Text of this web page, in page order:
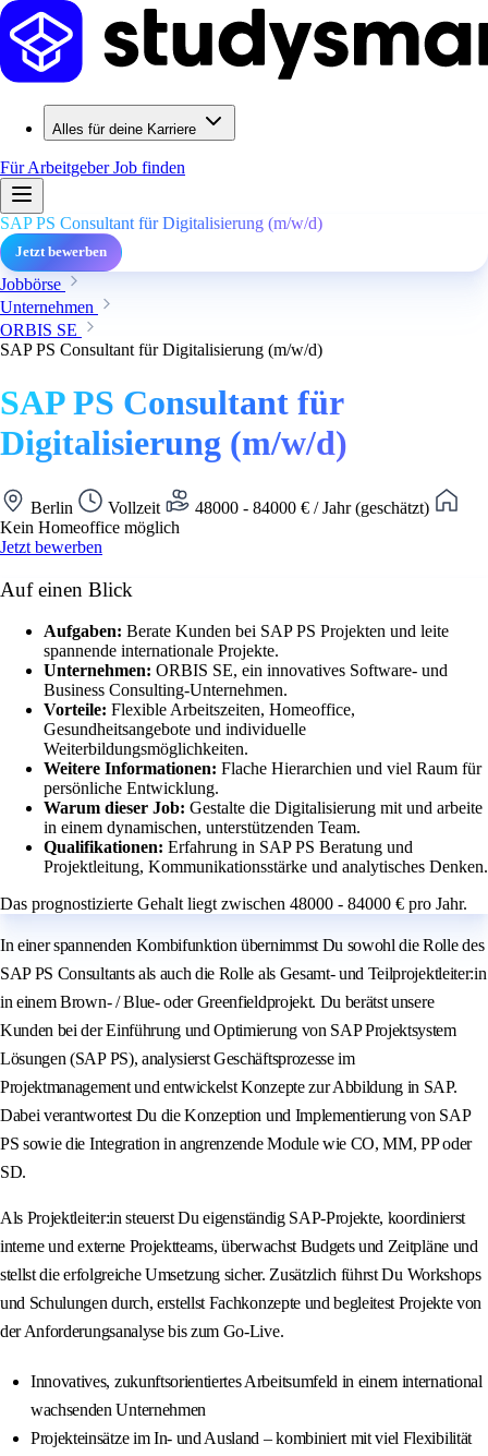
Alles für deine Karriere
Für ArbeitgeberJob finden
SAP PS Consultant für Digitalisierung (m/w/d)
Jetzt bewerben
Jobbörse
Unternehmen
ORBIS SE
SAP PS Consultant für Digitalisierung (m/w/d)
SAP PS Consultant für
Digitalisierung (m/w/d)
Berlin Vollzeit
48000 - 84000 € / Jahr (geschätzt)
Kein Homeoffice möglich
Jetzt bewerben
Auf einen Blick
Aufgaben: Berate Kunden bei SAP PS Projekten und leite
spannende internationale Projekte.
Unternehmen: ORBIS SE, ein innovatives Software- und
Business Consulting-Unternehmen.
Vorteile: Flexible Arbeitszeiten, Homeoffice,
Gesundheitsangebote und individuelle
Weiterbildungsmöglichkeiten.
Weitere Informationen: Flache Hierarchien und viel Raum für
persönliche Entwicklung.
Warum dieser Job: Gestalte die Digitalisierung mit und arbeite
in einem dynamischen, unterstützenden Team.
Qualifikationen: Erfahrung in SAP PS Beratung und
Projektleitung, Kommunikationsstärke und analytisches Denken.
Das prognostizierte Gehalt liegt zwischen 48000 - 84000 € pro Jahr.
In einer spannenden Kombifunktion übernimmst Du sowohl die Rolle des
SAP PS Consultants als auch die Rolle als Gesamt- und Teilprojektleiter:in
in einem Brown- / Blue- oder Greenfieldprojekt. Du berätst unsere
Kunden bei der Einführung und Optimierung von SAP Projektsystem
Lösungen (SAP PS), analysierst Geschäftsprozesse im
Projektmanagement und entwickelst Konzepte zur Abbildung in SAP.
Dabei verantwortest Du die Konzeption und Implementierung von SAP
PS sowie die Integration in angrenzende Module wie CO, MM, PP oder
SD.
Als Projektleiter:in steuerst Du eigenständig SAP-Projekte, koordinierst
interne und externe Projektteams, überwachst Budgets und Zeitpläne und
stellst die erfolgreiche Umsetzung sicher. Zusätzlich führst Du Workshops
und Schulungen durch, erstellst Fachkonzepte und begleitest Projekte von
der Anforderungsanalyse bis zum Go-Live.
Innovatives, zukunftsorientiertes Arbeitsumfeld in einem international
wachsenden Unternehmen
Projekteinsätze im In- und Ausland – kombiniert mit viel Flexibilität